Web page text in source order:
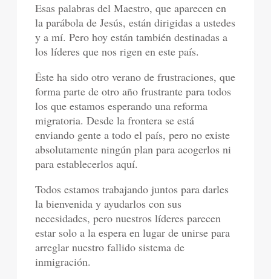
Esas palabras del Maestro, que aparecen en
la parábola de Jesús, están dirigidas a ustedes
y a mí. Pero hoy están también destinadas a
los líderes que nos rigen en este país.
Éste ha sido otro verano de frustraciones, que
forma parte de otro año frustrante para todos
los que estamos esperando una reforma
migratoria. Desde la frontera se está
enviando gente a todo el país, pero no existe
absolutamente ningún plan para acogerlos ni
para establecerlos aquí.
Todos estamos trabajando juntos para darles
la bienvenida y ayudarlos con sus
necesidades, pero nuestros líderes parecen
estar solo a la espera en lugar de unirse para
arreglar nuestro fallido sistema de
inmigración.